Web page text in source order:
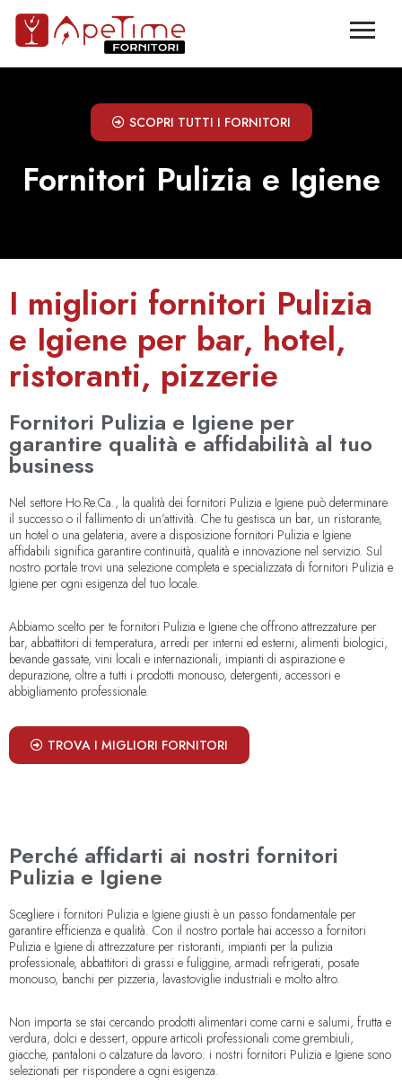
SCOPRI TUTTI I FORNITORI
Fornitori Pulizia e Igiene
I migliori fornitori Pulizia
e Igiene per bar, hotel,
ristoranti, pizzerie
Fornitori Pulizia e Igiene per
garantire qualità e affidabilità al tuo
business
Nel settore Ho.Re.Ca., la qualità dei fornitori Pulizia e Igiene può determinare
il successo o il fallimento di un’attività. Che tu gestisca un bar, un ristorante,
un hotel o una gelateria, avere a disposizione fornitori Pulizia e Igiene
affidabili significa garantire continuità, qualità e innovazione nel servizio. Sul
nostro portale trovi una selezione completa e specializzata di fornitori Pulizia e
Igiene per ogni esigenza del tuo locale.
Abbiamo scelto per te fornitori Pulizia e Igiene che offrono attrezzature per
bar, abbattitori di temperatura, arredi per interni ed esterni, alimenti biologici,
bevande gassate, vini locali e internazionali, impianti di aspirazione e
depurazione, oltre a tutti i prodotti monouso, detergenti, accessori e
abbigliamento professionale.
TROVA I MIGLIORI FORNITORI
Perché affidarti ai nostri fornitori
Pulizia e Igiene
Scegliere i fornitori Pulizia e Igiene giusti è un passo fondamentale per
garantire efficienza e qualità. Con il nostro portale hai accesso a fornitori
Pulizia e Igiene di attrezzature per ristoranti, impianti per la pulizia
professionale, abbattitori di grassi e fuliggine, armadi refrigerati, posate
monouso, banchi per pizzeria, lavastoviglie industriali e molto altro.
Non importa se stai cercando prodotti alimentari come carni e salumi, frutta e
verdura, dolci e dessert, oppure articoli professionali come grembiuli,
giacche, pantaloni o calzature da lavoro: i nostri fornitori Pulizia e Igiene sono
selezionati per rispondere a ogni esigenza.